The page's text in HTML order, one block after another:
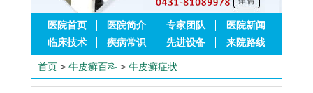
医院首页 医院简介 专家团队
医院新闻
临床技术
疾病常识 先进设备 来院路线
首页 > 牛皮癣百科 > 牛皮癣症状